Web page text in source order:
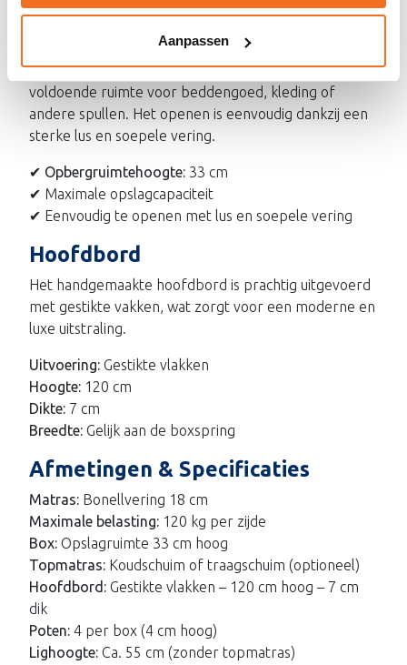
Aanpassen
Boxen met opbergruimte
Deze boxspring is uitgerust met een extra diepe
opbergruimte van 33 cm hoog. Hierdoor heb je
voldoende ruimte voor beddengoed, kleding of
andere spullen. Het openen is eenvoudig dankzij een
sterke lus en soepele vering.
✔ Opbergruimtehoogte: 33 cm
✔ Maximale opslagcapaciteit
✔ Eenvoudig te openen met lus en soepele vering
Hoofdbord
Het handgemaakte hoofdbord is prachtig uitgevoerd
met gestikte vakken, wat zorgt voor een moderne en
luxe uitstraling.
Uitvoering: Gestikte vlakken
Hoogte: 120 cm
Dikte: 7 cm
Breedte: Gelijk aan de boxspring
Afmetingen & Specificaties
Matras: Bonellvering 18 cm
Maximale belasting: 120 kg per zijde
Box: Opslagruimte 33 cm hoog
Topmatras: Koudschuim of traagschuim (optioneel)
Hoofdbord: Gestikte vlakken – 120 cm hoog – 7 cm
dik
Poten: 4 per box (4 cm hoog)
Lighoogte: Ca. 55 cm (zonder topmatras)